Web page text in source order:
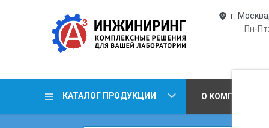
г.
Пн-
КАТАЛОГ ПРОДУКЦИИ О КОМПАНИИ